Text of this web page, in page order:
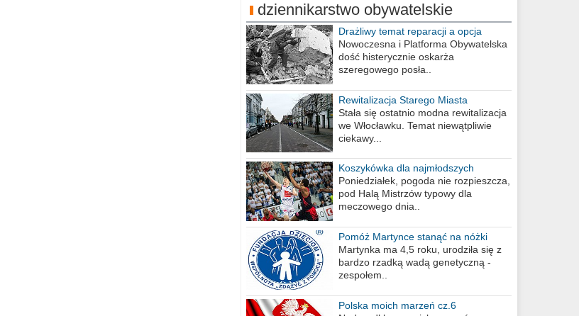
dziennikarstwo obywatelskie
Drażliwy temat reparacji a opcja
berlińska
Nowoczesna i Platforma Obywatelska
dość histerycznie oskarża
szeregowego posła..
Rewitalizacja Starego Miasta
Stała się ostatnio modna rewitalizacja
we Włocławku. Temat niewątpliwie
ciekawy...
Koszykówka dla najmłodszych
Poniedziałek, pogoda nie rozpieszcza,
pod Halą Mistrzów typowy dla
meczowego dnia..
Pomóż Martynce stanąć na nóżki
Martynka ma 4,5 roku, urodziła się z
bardzo rzadką wadą genetyczną -
zespołem..
Polska moich marzeń cz.6